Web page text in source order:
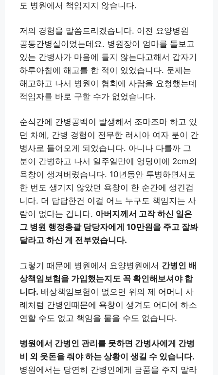
도 병원에서 책임지지 않습니다.
저의 경험을 말씀드리겠습니다. 이전 요양병원
공동간병실이었는데요. 병원장이 엄마를 돌보고
있는 간병사가 마음에 들지 않는다고해서 갑자기
하루아침에 해고를 한 적이 있었습니다. 문제는
해고하고 나서 병원이 협회에 사람을 요청했는데
적임자를 바로 구할 수가 없었습니다.
순식간에 간병공백이 발생해서 조마조마 하고 있
던 차에, 간병 경험이 전무한 러시아 여자 분이 간
병사로 들어오게 되었습니다. 아니나 다를까 그
분이 간병하고 나서 일주일만에 엉덩이에 2cm의
욕창이 생겨버렸습니다. 10년동안 투병하면서도
한 번도 생기지 않았던 욕창이 한 순간에 생긴겁
니다. 더 답답한건 이걸 어느 누구도 책임지는 사
람이 없다는 겁니다. 아버지께서 고작 하신 일은
그 병원 행정총괄 담당자에게 10만원을 주고 잘봐
달라고 하신 게 전부였습니다.
그렇기 때문에 병원에서 요양병원에서 간병인 배
상책임보험을 가입했는지도 꼭 확인해보셔야 합
니다. 배상책임보험이 없으면 위의 제 어머니 사
례처럼 간병인때문에 욕창이 생겨도 어디에 하소
연할 수도 없고 책임을 물을 수도 없습니다.
병원에서 간병인 관리를 못하면 간병사에게 간병
비 외 웃돈을 줘야 하는 상황이 생길 수 있습니다.
병원에서는 당연히 간병인에게 금품을 주지 말라